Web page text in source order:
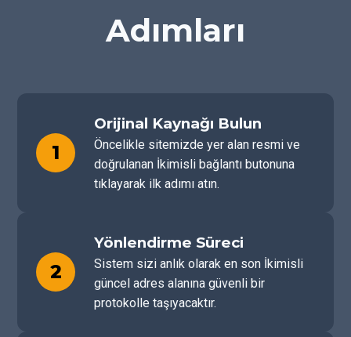
Adımları
1
Orijinal Kaynağı Bulun
Öncelikle sitemizde yer alan resmi ve
doğrulanan İkimisli bağlantı butonuna
tıklayarak ilk adımı atın.
2
Yönlendirme Süreci
Sistem sizi anlık olarak en son İkimisli
güncel adres alanına güvenli bir
protokolle taşıyacaktır.